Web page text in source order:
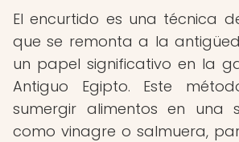
El encurtido es una técnica
que se remonta a la
un papel significativo en la
Antiguo Egipto. Este
sumergir alimentos en una
como vinagre o salmuera,